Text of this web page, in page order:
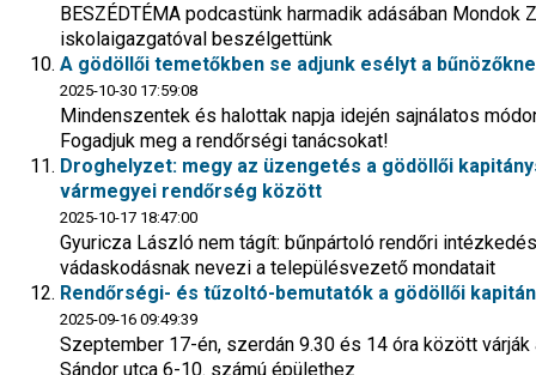
BESZÉDTÉMA podcastünk harmadik adásában Mondok
iskolaigazgatóval beszélgettünk
A gödöllői temetőkben se adjunk esélyt a
2025-10-30 17:59:08
Mindenszentek és halottak napja idején sajnálatos
Fogadjuk meg a rendőrségi tanácsokat!
Droghelyzet: megy az üzengetés a gödöllői
vármegyei rendőrség között
2025-10-17 18:47:00
Gyuricza László nem tágít: bűnpártoló rendőri
vádaskodásnak nevezi a településvezető mondatait
Rendőrségi- és tűzoltó-bemutatók a gödöllői
2025-09-16 09:49:39
Szeptember 17-én, szerdán 9.30 és 14 óra között
Sándor utca 6-10. számú épülethez